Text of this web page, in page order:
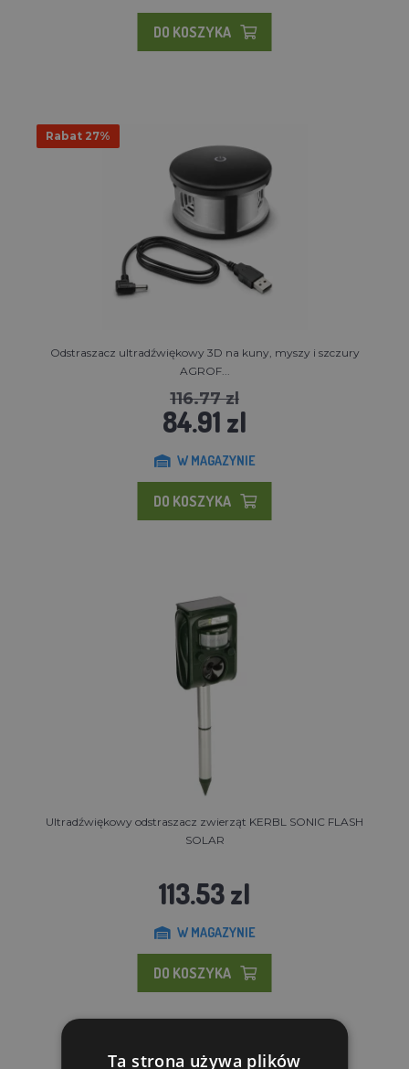
DO KOSZYKA
Rabat 27%
Odstraszacz ultradźwiękowy 3D na kuny, myszy i szczury
AGROF...
116.77 zl
84.91 zl
W MAGAZYNIE
DO KOSZYKA
Ultradźwiękowy odstraszacz zwierząt KERBL SONIC FLASH
SOLAR
113.53 zl
W MAGAZYNIE
DO KOSZYKA
Ta strona używa plików